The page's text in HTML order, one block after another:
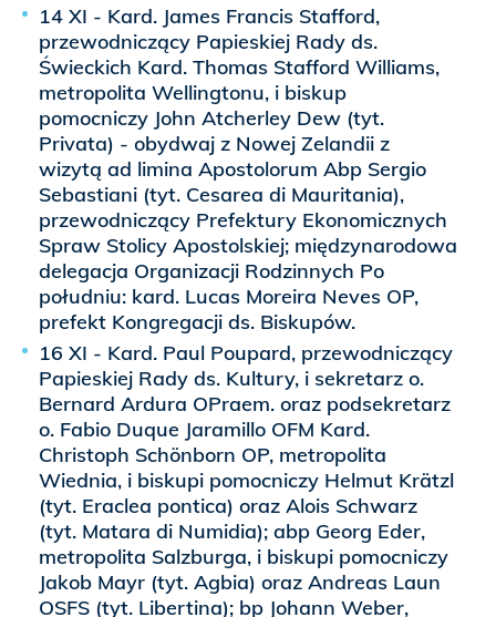
14 XI - Kard. James Francis Stafford,
przewodniczący Papieskiej Rady ds.
Świeckich Kard. Thomas Stafford Williams,
metropolita Wellingtonu, i biskup
pomocniczy John Atcherley Dew (tyt.
Privata) - obydwaj z Nowej Zelandii z
wizytą ad limina Apostolorum Abp Sergio
Sebastiani (tyt. Cesarea di Mauritania),
przewodniczący Prefektury Ekonomicznych
Spraw Stolicy Apostolskiej; międzynarodowa
delegacja Organizacji Rodzinnych Po
południu: kard. Lucas Moreira Neves OP,
prefekt Kongregacji ds. Biskupów.
16 XI - Kard. Paul Poupard, przewodniczący
Papieskiej Rady ds. Kultury, i sekretarz o.
Bernard Ardura OPraem. oraz podsekretarz
o. Fabio Duque Jaramillo OFM Kard.
Christoph Schönborn OP, metropolita
Wiednia, i biskupi pomocniczy Helmut Krätzl
(tyt. Eraclea pontica) oraz Alois Schwarz
(tyt. Matara di Numidia); abp Georg Eder,
metropolita Salzburga, i biskupi pomocniczy
Jakob Mayr (tyt. Agbia) oraz Andreas Laun
OSFS (tyt. Libertina); bp Johann Weber,